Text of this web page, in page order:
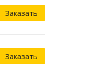
Заказать
Заказать